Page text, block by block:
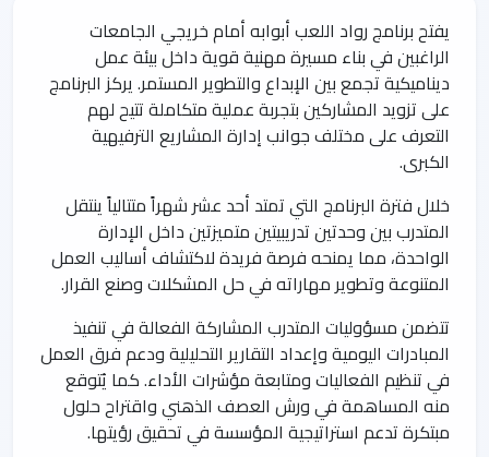
يفتح برنامج رواد اللعب أبوابه أمام خريجي الجامعات
الراغبين في بناء مسيرة مهنية قوية داخل بيئة عمل
ديناميكية تجمع بين الإبداع والتطوير المستمر. يركز البرنامج
على تزويد المشاركين بتجربة عملية متكاملة تتيح لهم
التعرف على مختلف جوانب إدارة المشاريع الترفيهية
الكبرى.
خلال فترة البرنامج التي تمتد أحد عشر شهراً متتالياً ينتقل
المتدرب بين وحدتين تدريبيتين متميزتين داخل الإدارة
الواحدة، مما يمنحه فرصة فريدة لاكتشاف أساليب العمل
المتنوعة وتطوير مهاراته في حل المشكلات وصنع القرار.
تتضمن مسؤوليات المتدرب المشاركة الفعالة في تنفيذ
المبادرات اليومية وإعداد التقارير التحليلية ودعم فرق العمل
في تنظيم الفعاليات ومتابعة مؤشرات الأداء. كما يُتوقع
منه المساهمة في ورش العصف الذهني واقتراح حلول
مبتكرة تدعم استراتيجية المؤسسة في تحقيق رؤيتها.